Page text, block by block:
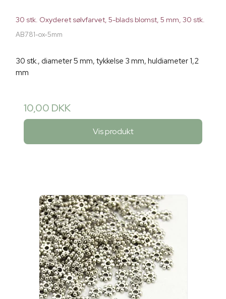
30 stk. Oxyderet sølvfarvet, 5-blads blomst, 5 mm, 30 stk.
AB781-ox-5mm
30 stk., diameter 5 mm, tykkelse 3 mm, huldiameter 1,2
mm
10,00 DKK
Vis produkt